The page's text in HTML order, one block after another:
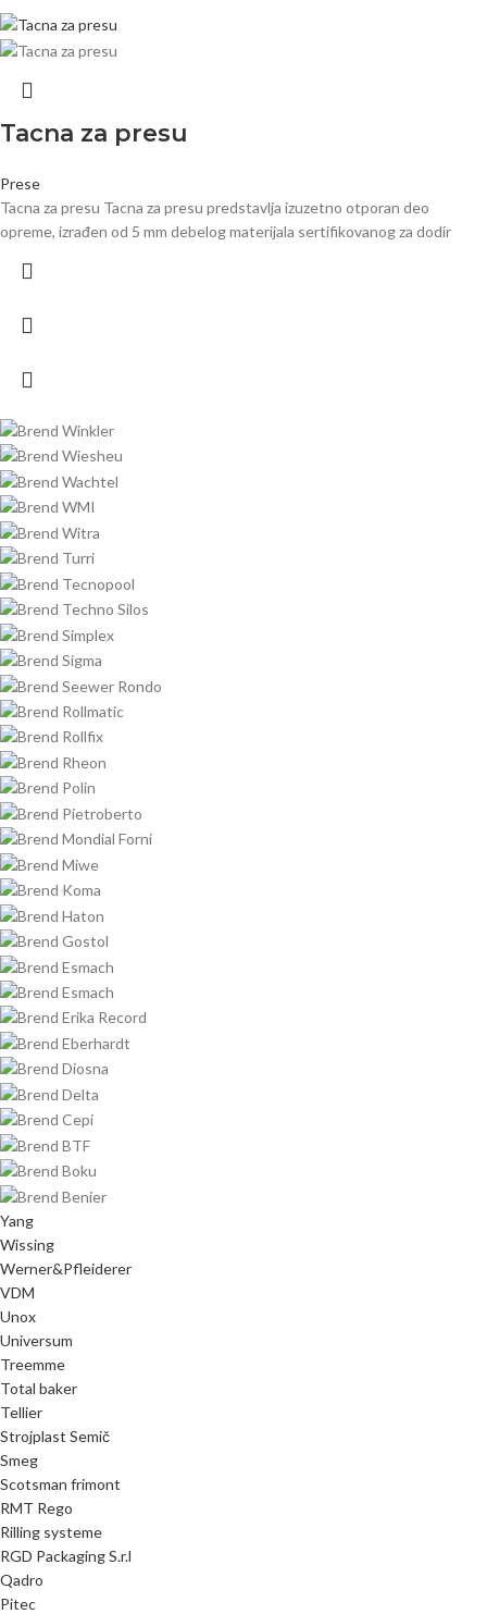
Tacna za presu
Prese
Tacna za presu Tacna za presu predstavlja izuzetno otporan deo
opreme, izrađen od 5 mm debelog materijala sertifikovanog za dodir
Yang
Wissing
Werner&Pfleiderer
VDM
Unox
Universum
Treemme
Total baker
Tellier
Strojplast Semič
Smeg
Scotsman frimont
RMT Rego
Rilling systeme
RGD Packaging S.r.l
Qadro
Pitec